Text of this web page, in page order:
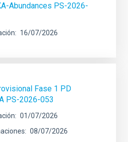
Abundances PS-2026-
16/07/2026
Fase 1 PD
PS-2026-053
01/07/2026
08/07/2026